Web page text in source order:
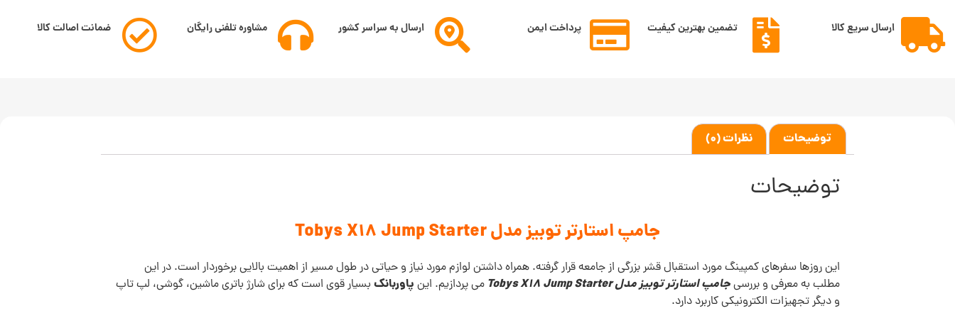
ارسال سریع کالا تضمین بهترین کیفیت پرداخت ایمن ارسال به سراسر کشور مشاوره تلفنی رایگان ضمانت اصالت کالا
توضیحات نظرات (0)
توضیحات
جامپ استارتر توبیز مدل Tobys X18 Jump Starter
این روزها سفرهای کمپینگ مورد استقبال قشر بزرگی از جامعه قرار گرفته. همراه داشتن لوازم مورد نیاز و حیاتی در طول مسیر از اهمیت بالایی برخوردار است. در این
مطلب به معرفی و بررسیجامپ استارتر توبیز مدل Tobys X18 Jump Starter می پردازیم. این پاوربانک بسیار قوی است که برای شارژ باتری ماشین، گوشی، لپ تاپ
و دیگر تجهیزات الکترونیکی کاربرد دارد.